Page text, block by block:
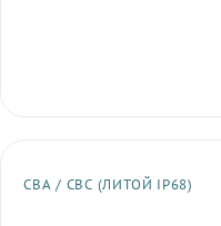
СВА / СВС (ЛИТОЙ IP68)